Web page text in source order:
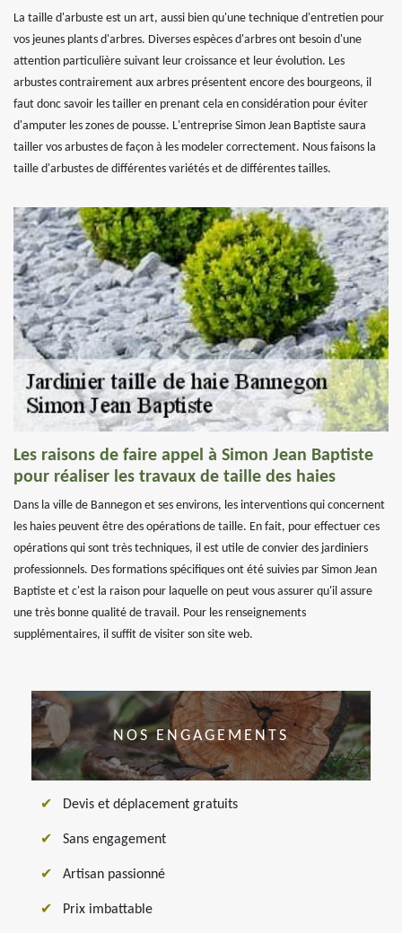
La taille d'arbuste est un art, aussi bien qu'une technique d'entretien pour
vos jeunes plants d'arbres. Diverses espèces d'arbres ont besoin d'une
attention particulière suivant leur croissance et leur évolution. Les
arbustes contrairement aux arbres présentent encore des bourgeons, il
faut donc savoir les tailler en prenant cela en considération pour éviter
d'amputer les zones de pousse. L'entreprise Simon Jean Baptiste saura
tailler vos arbustes de façon à les modeler correctement. Nous faisons la
taille d'arbustes de différentes variétés et de différentes tailles.
Les raisons de faire appel à Simon Jean Baptiste
pour réaliser les travaux de taille des haies
Dans la ville de Bannegon et ses environs, les interventions qui concernent
les haies peuvent être des opérations de taille. En fait, pour effectuer ces
opérations qui sont très techniques, il est utile de convier des jardiniers
professionnels. Des formations spécifiques ont été suivies par Simon Jean
Baptiste et c'est la raison pour laquelle on peut vous assurer qu'il assure
une très bonne qualité de travail. Pour les renseignements
supplémentaires, il suffit de visiter son site web.
NOS ENGAGEMENTS
Devis et déplacement gratuits
Sans engagement
Artisan passionné
Prix imbattable